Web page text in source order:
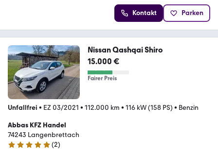
Kontakt Parken
Nissan Qashqai Shiro
15.000 €
Fairer Preis
Unfallfrei • EZ 03/2021 • 112.000 km • 116 kW (158 PS) • Benzin
Abbas KFZ Handel
74243 Langenbrettach
5 Sterne
(2)